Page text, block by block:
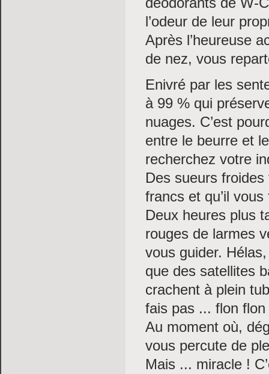
l’odeur de leur
Après l’heureuse
de nez, vous
Enivré par les
à 99 % qui
nuages. C’est
entre le beurre et
recherchez votre
Des sueurs
francs et qu’il
Deux heures plus
rouges de larmes
vous guider.
que des satellites
crachent à plein
fais pas ... flon
Au moment où,
vous percute de
Mais ... miracle !